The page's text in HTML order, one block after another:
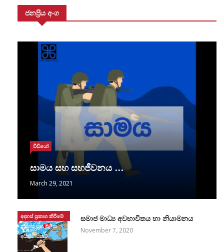
ජනප්‍රිය අංග
වීඩියෝ
සාමය සහ සහජීවනය …
March 29, 2021
අදහස් ප්‍රකාශ කිරීමේ
නිදහස සහ මූලික
අයිතිවාසිකම්
සමාජ මාධ්‍ය අවභාවිතය හා නියාමනය
November 7, 2020